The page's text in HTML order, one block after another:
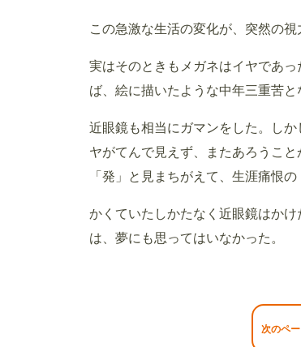
この急激な生活の変化が、突然の
実はそのときもメガネはイヤであ
ば、絵に描いたような中年三重苦と
近眼鏡も相当にガマンをした。し
ヤがてんで見えず、またあろうこ
「発」と見まちがえて、生涯痛恨
かくていたしかたなく近眼鏡はか
は、夢にも思ってはいなかった。
次のペ